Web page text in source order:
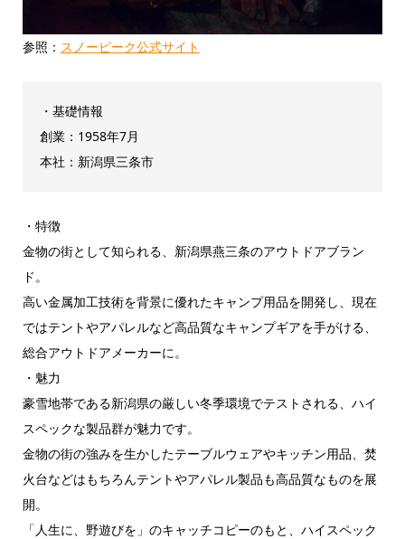
参照： スノーピーク公式サイト
・基礎情報
創業：1958年7月
本社：新潟県三条市
・特徴
金物の街として知られる、新潟県燕三条のアウトドアブラン
ド。
高い金属加工技術を背景に優れたキャンプ用品を開発し、現在
ではテントやアパレルなど高品質なキャンプギアを手がける、
総合アウトドアメーカーに。
・魅力
豪雪地帯である新潟県の厳しい冬季環境でテストされる、ハイ
スペックな製品群が魅力です。
金物の街の強みを生かしたテーブルウェアやキッチン用品、焚
火台などはもちろんテントやアパレル製品も高品質なものを展
開。
「人生に、野遊びを」のキャッチコピーのもと、ハイスペック